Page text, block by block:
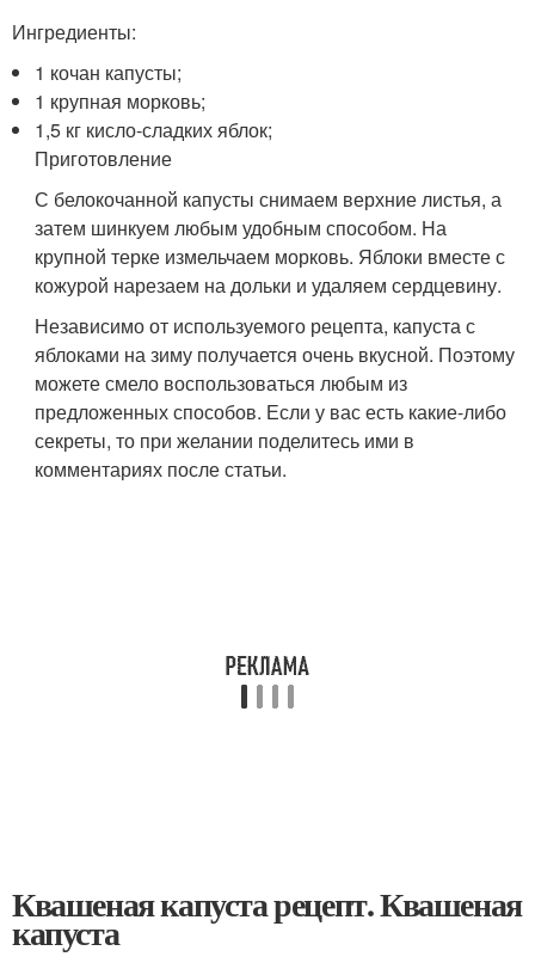
Ингредиенты:
1 кочан капусты;
1 крупная морковь;
1,5 кг кисло-сладких яблок;
Приготовление
С белокочанной капусты снимаем верхние листья, а
затем шинкуем любым удобным способом. На
крупной терке измельчаем морковь. Яблоки вместе с
кожурой нарезаем на дольки и удаляем сердцевину.
Независимо от используемого рецепта, капуста с
яблоками на зиму получается очень вкусной. Поэтому
можете смело воспользоваться любым из
предложенных способов. Если у вас есть какие-либо
секреты, то при желании поделитесь ими в
комментариях после статьи.
Квашеная капуста рецепт. Квашеная
капуста